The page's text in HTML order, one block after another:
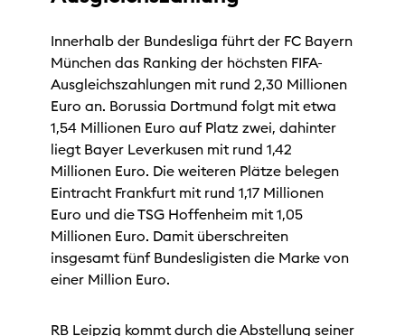
Innerhalb der Bundesliga führt der FC Bayern
München das Ranking der höchsten FIFA-
Ausgleichszahlungen mit rund 2,30 Millionen
Euro an. Borussia Dortmund folgt mit etwa
1,54 Millionen Euro auf Platz zwei, dahinter
liegt Bayer Leverkusen mit rund 1,42
Millionen Euro. Die weiteren Plätze belegen
Eintracht Frankfurt mit rund 1,17 Millionen
Euro und die TSG Hoffenheim mit 1,05
Millionen Euro. Damit überschreiten
insgesamt fünf Bundesligisten die Marke von
einer Million Euro.
RB Leipzig kommt durch die Abstellung seiner